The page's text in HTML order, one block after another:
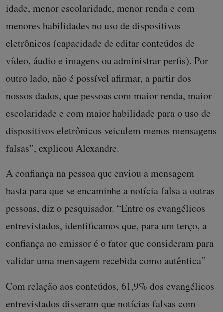
idade, menor escolaridade, menor renda e com
menores habilidades no uso de dispositivos
eletrônicos (capacidade de editar conteúdos de
vídeo, áudio e imagens ou administrar perfis). Por
outro lado, não é possível afirmar, a partir dos
nossos dados, que pessoas com maior renda, maior
escolaridade e com maior habilidade para o uso de
dispositivos eletrônicos veiculem menos mensagens
falsas”, explicou Alexandre.
A confiança na pessoa que enviou a mensagem
basta para que se encaminhe a notícia falsa a outras
pessoas, diz o pesquisador. “Entre os evangélicos
entrevistados, identificamos que, para um terço, a
confiança no emissor é o fator que consideram para
validar uma mensagem recebida como autêntica”
Com relação aos conteúdos, 61,9% dos evangélicos
entrevistados disseram que notícias falsas com